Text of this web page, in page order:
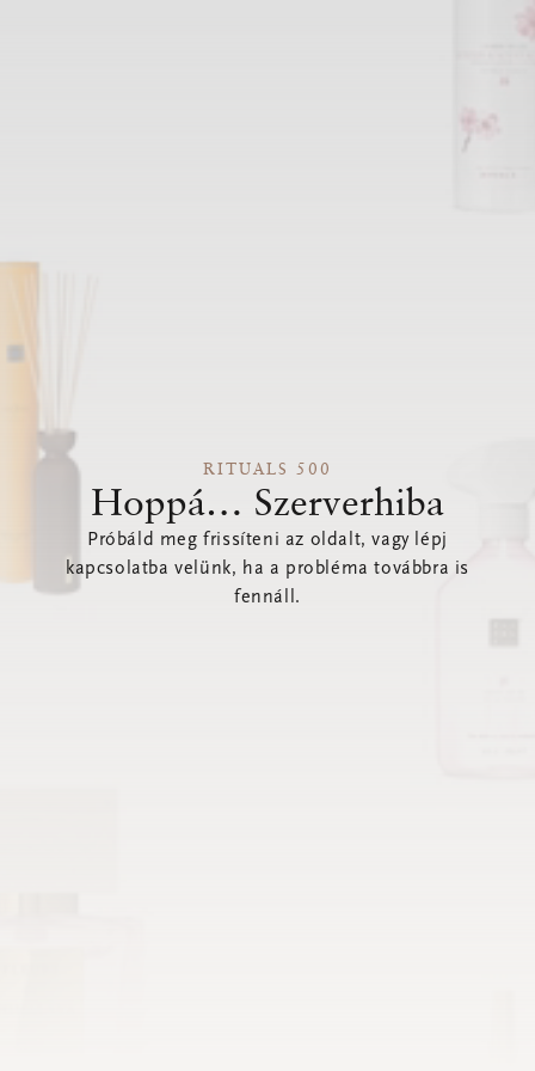
RITUALS 500
Hoppá… Szerverhiba
Próbáld meg frissíteni az oldalt, vagy lépj
kapcsolatba velünk, ha a probléma továbbra is
fennáll.